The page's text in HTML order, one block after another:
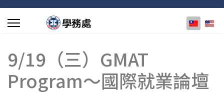
選擇你的
9/19（三）GMAT
Program～國際就業論壇